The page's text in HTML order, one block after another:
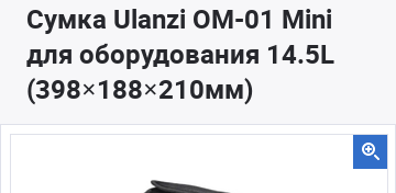
Сумка Ulanzi OM-01 Mini
для оборудования 14.5L
(398×188×210мм)